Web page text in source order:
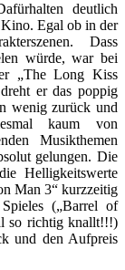
deutlich
Kino. Egal ob in der
Dass
würde, war bei
„The Long Kiss
er das poppig
wenig zurück und
kaum von
Musikthemen
gelungen. Die
Helligkeitswerte
Man 3“ kurzzeitig
(„Barrel of
so richtig knallt!!!)
und den Aufpreis